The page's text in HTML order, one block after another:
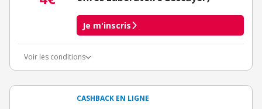
Je m'inscris
Voir les conditions
3€ de bienvenue crédités immédiatement + 1€ supplémentaire
Offre réservée à une toute première inscription chez eBuyClub.
CASHBACK EN LIGNE